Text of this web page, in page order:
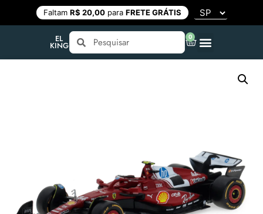
Faltam R$ 20,00para FRETE GRÁTIS
EL
KING
0